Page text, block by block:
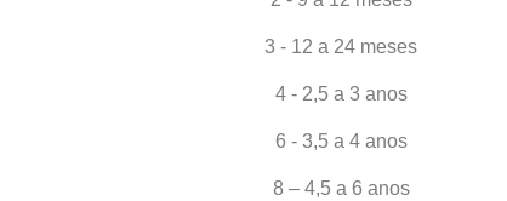
3 - 12 a 24 meses
4 - 2,5 a 3 anos
6 - 3,5 a 4 anos
8 – 4,5 a 6 anos